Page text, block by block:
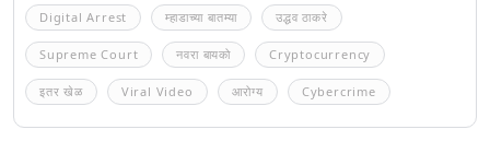
Digital Arrest म्हाडाच्या बातम्या उद्धव ठाकरे
Supreme Court नवरा बायको Cryptocurrency
इतर खेळ Viral Video आरोग्य Cybercrime